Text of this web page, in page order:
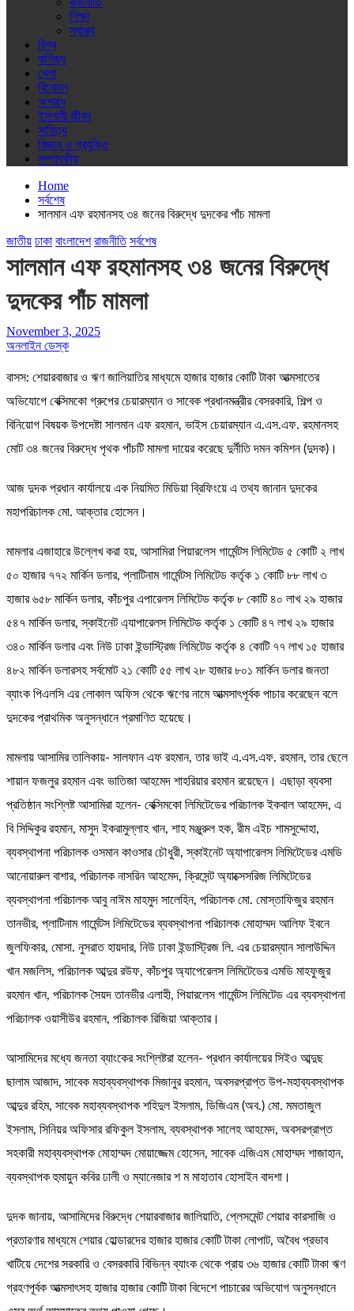
শিক্ষা
স্বাস্থ্য
বিশ্ব
বাণিজ্য
খেলা
বিনোদন
অপরাধ
ইসলামী জীবন
সাহিত্য
বিজ্ঞান ও প্রযুক্তি
সম্পাদকীয়
Home
সর্বশেষ
সালমান এফ রহমানসহ ৩৪ জনের বিরুদ্ধে দুদকের পাঁচ মামলা
জাতীয় ঢাকা বাংলাদেশ রাজনীতি সর্বশেষ
সালমান এফ রহমানসহ ৩৪ জনের বিরুদ্ধে
দুদকের পাঁচ মামলা
November 3, 2025
অনলাইন ডেস্ক
বাসস: শেয়ারবাজার ও ঋণ জালিয়াতির মাধ্যমে হাজার হাজার কোটি টাকা আত্মসাতের
অভিযোগে বেক্সিমকো গ্রুপের চেয়ারম্যান ও সাবেক প্রধানমন্ত্রীর বেসরকারি, শিল্প ও
বিনিয়োগ বিষয়ক উপদেষ্টা সালমান এফ রহমান, ভাইস চেয়ারম্যান এ.এস.এফ. রহমানসহ
মোট ৩৪ জনের বিরুদ্ধে পৃথক পাঁচটি মামলা দায়ের করেছে দুর্নীতি দমন কমিশন (দুদক)।
আজ দুদক প্রধান কার্যালয়ে এক নিয়মিত মিডিয়া ব্রিফিংয়ে এ তথ্য জানান দুদকের
মহাপরিচালক মো. আক্তার হোসেন।
মামলার এজাহারে উল্লেখ করা হয়, আসামিরা পিয়ারলেস গার্মেন্টস লিমিটেড ৫ কোটি ২ লাখ
৫০ হাজার ৭৭২ মার্কিন ডলার, প্লাটিনাম গার্মেন্টস লিমিটেড কর্তৃক ১ কোটি ৮৮ লাখ ৩
হাজার ৬৫৮ মার্কিন ডলার, কাঁচপুর এপারেলস লিমিটেড কর্তৃক ৮ কোটি ৪০ লাখ ২৯ হাজার
৫৪৭ মার্কিন ডলার, স্কাইনেট এ্যাপারেলস লিমিটেড কর্তৃক ১ কোটি ৪৭ লাখ ২৯ হাজার
৩৪০ মার্কিন ডলার এবং নিউ ঢাকা ইন্ডাস্ট্রিজ লিমিটেড কর্তৃক ৪ কোটি ৭৭ লাখ ১৫ হাজার
৪৮২ মার্কিন ডলারসহ সর্বমোট ২১ কোটি ৫৫ লাখ ২৮ হাজার ৮০১ মার্কিন ডলার জনতা
ব্যাংক পিএলসি এর লোকাল অফিস থেকে ঋণের নামে আত্মসাৎপূর্বক পাচার করেছেন বলে
দুদকের প্রাথমিক অনুসন্ধানে প্রমাণিত হয়েছে।
মামলায় আসামির তালিকায়- সালফান এফ রহমান, তার ভাই এ.এস.এফ. রহমান, তার ছেলে
শায়ান ফজলুর রহমান এবং ভাতিজা আহমেদ শাহরিয়ার রহমান রয়েছেন। এছাড়া ব্যবসা
প্রতিষ্ঠান সংশ্লিষ্ট আসামিরা হলেন- বেক্সিমকো লিমিটেডের পরিচালক ইকবাল আহমেদ, এ
বি সিদ্দিকুর রহমান, মাসুদ ইকরামুল্লাহ খান, শাহ মঞ্জুরুল হক, রীম এইচ শামসুদ্দোহা,
ব্যবস্থাপনা পরিচালক ওসমান কাওসার চৌধুরী, স্কাইনেট অ্যাপারেলস লিমিটেডের এমডি
আনোয়ারুল বাশার, পরিচালক নাসরিন আহমেদ, ক্রিসেন্ট অ্যাক্সেসরিজ লিমিটেডের
ব্যবস্থাপনা পরিচালক আবু নাঈম মাহমুদ সালেহিন, পরিচালক মো. মোস্তাফিজুর রহমান
তানভীর, প্লাটিনাম গার্মেন্টস লিমিটেডের ব্যবস্থাপনা পরিচালক মোহাম্মদ আলিফ ইবনে
জুলফিকার, মোসা. নুসরাত হায়দার, নিউ ঢাকা ইন্ডাস্ট্রিজ লি. এর চেয়ারম্যান সালাউদ্দিন
খান মজলিস, পরিচালক আব্দুর রউফ, কাঁচপুর অ্যাপেরেলস লিমিটেডের এমডি মাহফুজুর
রহমান খান, পরিচালক সৈয়দ তানভীর এলাহী, পিয়ারলেস গার্মেন্টস লিমিটেড এর ব্যবস্থাপনা
পরিচালক ওয়াসীউর রহমান, পরিচালক রিজিয়া আক্তার।
আসামিদের মধ্যে জনতা ব্যাংকের সংশ্লিষ্টরা হলেন- প্রধান কার্যালয়ের সিইও আব্দুছ
ছালাম আজাদ, সাবেক মহাব্যবস্থাপক মিজানুর রহমান, অবসরপ্রাপ্ত উপ-মহাব্যবস্থাপক
আব্দুর রহিম, সাবেক মহাব্যবস্থাপক শহিদুল ইসলাম, ডিজিএম (অব.) মো. মমতাজুল
ইসলাম, সিনিয়র অফিসার রফিকুল ইসলাম, ব্যবস্থাপক সালেহ আহমেদ, অবসরপ্রাপ্ত
সহকারী মহাব্যবস্থাপক মোহাম্মদ মোয়াজ্জেম হোসেন, সাবেক এজিএম মোহাম্মদ শাজাহান,
ব্যবস্থাপক হুমায়ুন কবির ঢালী ও ম্যানেজার শ ম মাহাতাব হোসাইন বাদশা।
দুদক জানায়, আসামিদের বিরুদ্ধে শেয়ারবাজার জালিয়াতি, প্লেসমেন্ট শেয়ার কারসাজি ও
প্রতারণার মাধ্যমে শেয়ার হোল্ডারদের হাজার হাজার কোটি টাকা লোপাট, অবৈধ প্রভাব
খাটিয়ে দেশের সরকারি ও বেসরকারি বিভিন্ন ব্যাংক থেকে প্রায় ৩৬ হাজার কোটি টাকা ঋণ
গ্রহণপূর্বক আত্মসাৎসহ হাজার হাজার কোটি টাকা বিদেশে পাচারের অভিযোগ অনুসন্ধানে